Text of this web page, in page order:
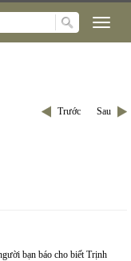
Trước Sau
bạn báo cho biết Trịnh